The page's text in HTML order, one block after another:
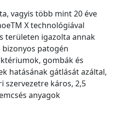
vagyis több mint 20 éve
X technológiával
területen igazolta annak
patogén
gombák és
hatásának gátlását azáltal,
szervezetre káros, 2,5
anyagok